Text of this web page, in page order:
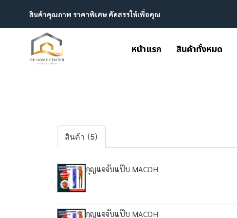
สินค้าคุณภาพ ราคาพิเศษ คัดสรรให้เพื่อคุณ
หน้าแรก สินค้าทั้งหมด
สินค้า (5)
กุญแจจับแป๊บ MACOH
กุญแจจับแป๊บ MACOH